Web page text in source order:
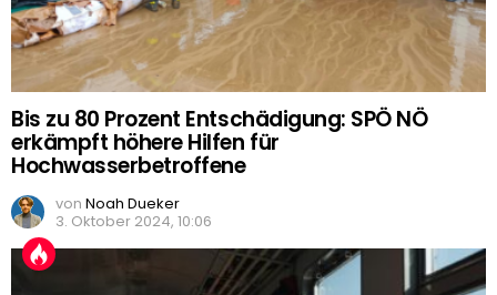
Bis zu 80 Prozent Entschädigung: SPÖ NÖ
erkämpft höhere Hilfen für
Hochwasserbetroffene
von Noah Dueker
3. Oktober 2024, 10:06